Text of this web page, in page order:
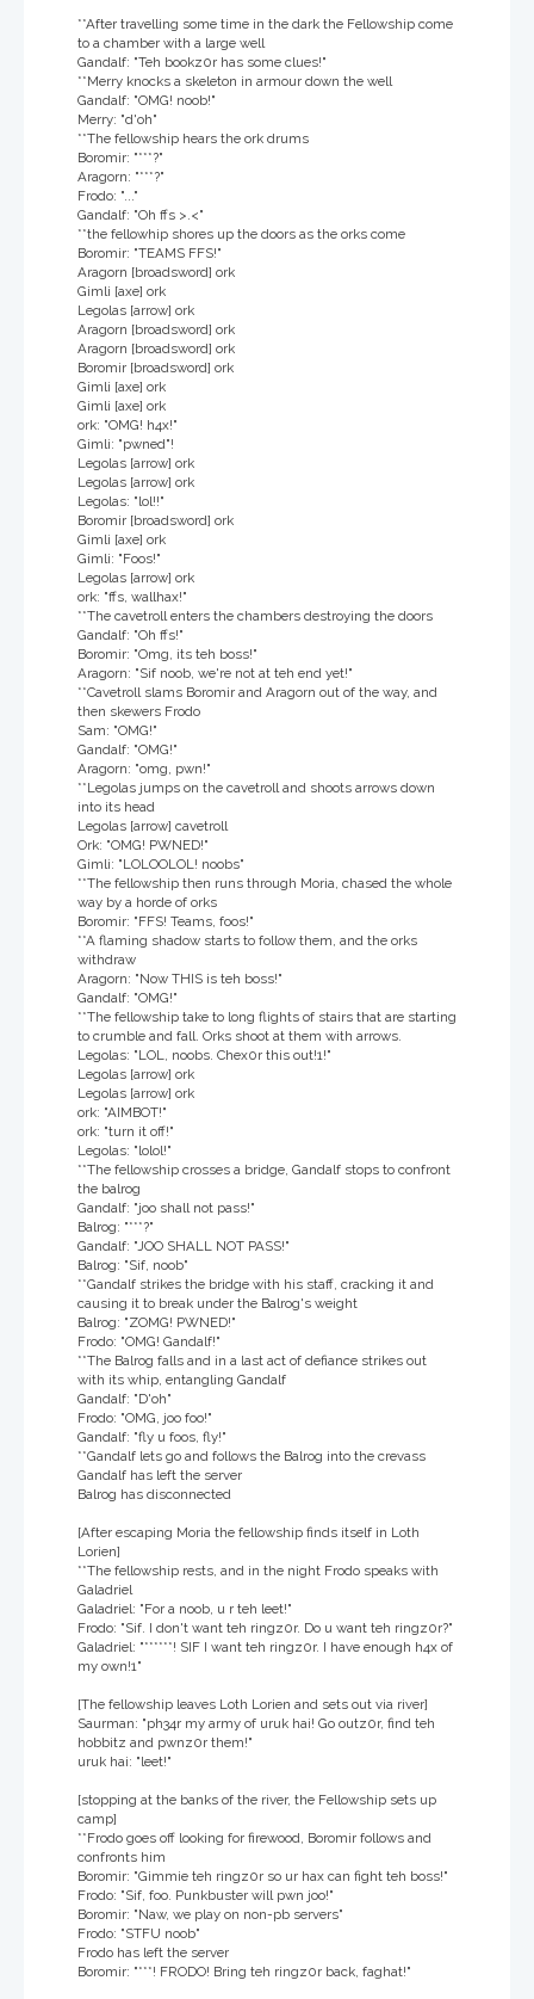
**After travelling some time in the dark the Fellowship come
to a chamber with a large well
Gandalf: "Teh bookz0r has some clues!"
**Merry knocks a skeleton in armour down the well
Gandalf: "OMG! noob!"
Merry: "d'oh"
**The fellowship hears the ork drums
Boromir: "***?"
Aragorn: "***?"
Frodo: "..."
Gandalf: "Oh ffs >.<"
**the fellowhip shores up the doors as the orks come
Boromir: "TEAMS FFS!"
Aragorn [broadsword] ork
Gimli [axe] ork
Legolas [arrow] ork
Aragorn [broadsword] ork
Aragorn [broadsword] ork
Boromir [broadsword] ork
Gimli [axe] ork
Gimli [axe] ork
ork: "OMG! h4x!"
Gimli: "pwned"!
Legolas [arrow] ork
Legolas [arrow] ork
Legolas: "lol!!"
Boromir [broadsword] ork
Gimli [axe] ork
Gimli: "Foos!"
Legolas [arrow] ork
ork: "ffs, wallhax!"
**The cavetroll enters the chambers destroying the doors
Gandalf: "Oh ffs!"
Boromir: "Omg, its teh boss!"
Aragorn: "Sif noob, we're not at teh end yet!"
**Cavetroll slams Boromir and Aragorn out of the way, and
then skewers Frodo
Sam: "OMG!"
Gandalf: "OMG!"
Aragorn: "omg, pwn!"
**Legolas jumps on the cavetroll and shoots arrows down
into its head
Legolas [arrow] cavetroll
Ork: "OMG! PWNED!"
Gimli: "LOLOOLOL! noobs"
**The fellowship then runs through Moria, chased the whole
way by a horde of orks
Boromir: "FFS! Teams, foos!"
**A flaming shadow starts to follow them, and the orks
withdraw
Aragorn: "Now THIS is teh boss!"
Gandalf: "OMG!"
**The fellowship take to long flights of stairs that are starting
to crumble and fall. Orks shoot at them with arrows.
Legolas: "LOL, noobs. Chex0r this out!1!"
Legolas [arrow] ork
Legolas [arrow] ork
ork: "AIMBOT!"
ork: "turn it off!"
Legolas: "lolol!"
**The fellowship crosses a bridge, Gandalf stops to confront
the balrog
Gandalf: "joo shall not pass!"
Balrog: "***?"
Gandalf: "JOO SHALL NOT PASS!"
Balrog: "Sif, noob"
**Gandalf strikes the bridge with his staff, cracking it and
causing it to break under the Balrog's weight
Balrog: "ZOMG! PWNED!"
Frodo: "OMG! Gandalf!"
**The Balrog falls and in a last act of defiance strikes out
with its whip, entangling Gandalf
Gandalf: "D'oh"
Frodo: "OMG, joo foo!"
Gandalf: "fly u foos, fly!"
**Gandalf lets go and follows the Balrog into the crevass
Gandalf has left the server
Balrog has disconnected
[After escaping Moria the fellowship finds itself in Loth
Lorien]
**The fellowship rests, and in the night Frodo speaks with
Galadriel
Galadriel: "For a noob, u r teh leet!"
Frodo: "Sif. I don't want teh ringz0r. Do u want teh ringz0r?"
Galadriel: "******! SIF I want teh ringz0r. I have enough h4x of
my own!1"
[The fellowship leaves Loth Lorien and sets out via river]
Saurman: "ph34r my army of uruk hai! Go outz0r, find teh
hobbitz and pwnz0r them!"
uruk hai: "leet!"
[stopping at the banks of the river, the Fellowship sets up
camp]
**Frodo goes off looking for firewood, Boromir follows and
confronts him
Boromir: "Gimmie teh ringz0r so ur hax can fight teh boss!"
Frodo: "Sif, foo. Punkbuster will pwn joo!"
Boromir: "Naw, we play on non-pb servers"
Frodo: "STFU noob"
Frodo has left the server
Boromir: "***! FRODO! Bring teh ringz0r back, faghat!"